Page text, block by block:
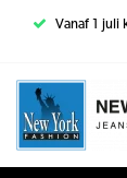
Vanaf 1 juli